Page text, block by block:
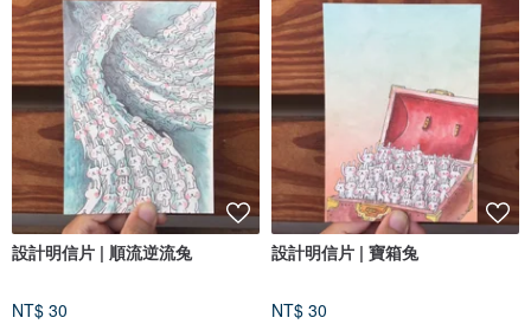
設計明信片 | 順流逆流兔
NT$ 30
設計明信片 | 寶箱兔
NT$ 30